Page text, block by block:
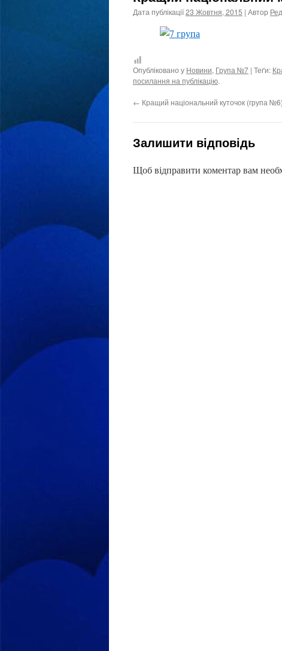
Дата публікації23 Жовтня, 2015 | Автор
Опубліковано у Новини, Група №7 | Теґи:
посилання на публікацію.
← Кращий національний куточок (група №6)
Залишити відповідь
Щоб відправити коментар вам